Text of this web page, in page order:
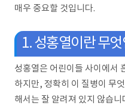
매우 중요할 것입니다.
1. 성홍열이란 무
성홍열은 어린이들 사이에서
하지만, 정확히 이 질병이 무
해서는 잘 알려져 있지 않습